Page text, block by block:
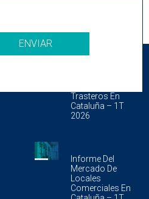
ENVIAR
ÚLTIMOS DOCUMENTOS
Trasteros En
Cataluña – 1T
2026
Informe Del
Mercado De
Locales
Comerciales En